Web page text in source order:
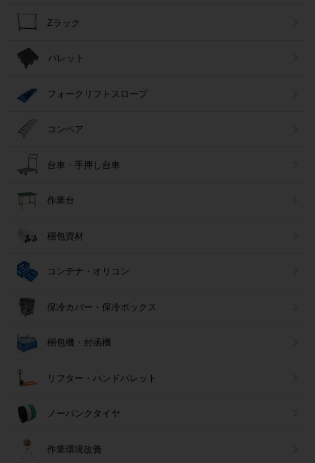
Zラック
パレット
フォークリフトスロープ
コンベア
台車・手押し台車
作業台
梱包資材
コンテナ・オリコン
保冷カバー・保冷ボックス
梱包機・封函機
リフター・ハンドパレット
ノーパンクタイヤ
作業環境改善